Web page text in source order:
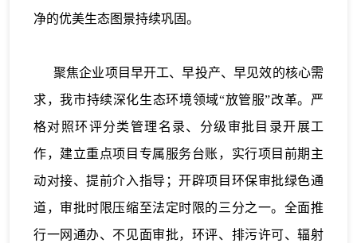
净的优美生态图景持续巩固。
聚焦企业项目早开工、早投产、早见效的核心需
求，我市持续深化生态环境领域“放管服”改革。严
格对照环评分类管理名录、分级审批目录开展工
作，建立重点项目专属服务台账，实行项目前期主
动对接、提前介入指导；开辟项目环保审批绿色通
道，审批时限压缩至法定时限的三分之一。全面推
行一网通办、不见面审批，环评、排污许可、辐射